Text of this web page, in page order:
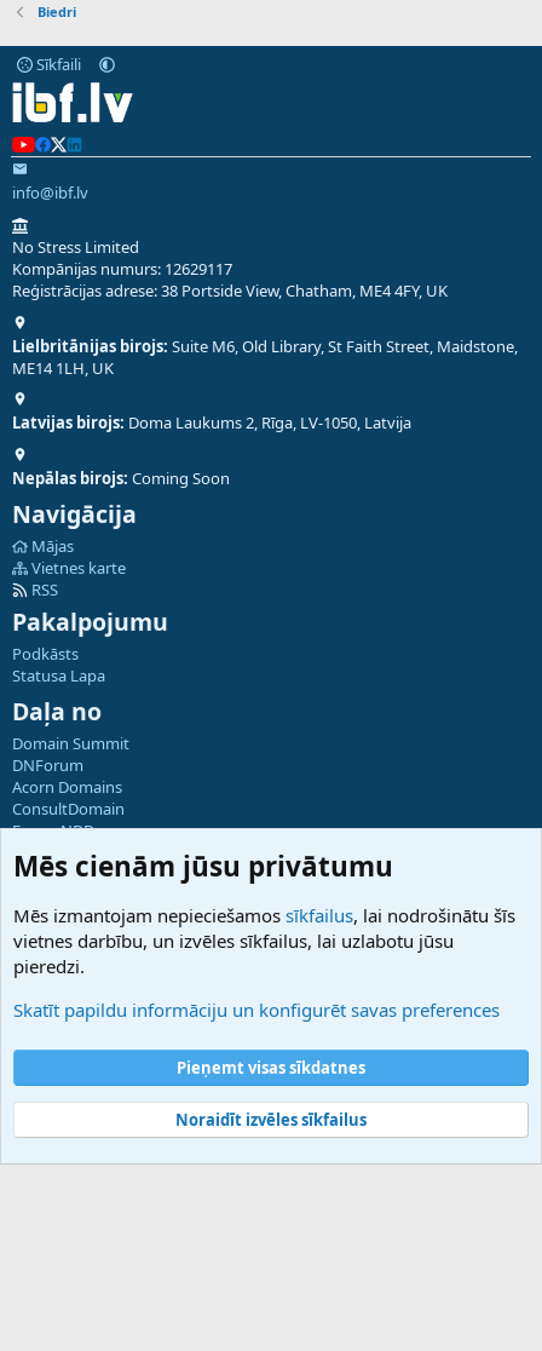
Biedri
Sīkfaili
info@ibf.lv
No Stress Limited
Kompānijas numurs: 12629117
Reģistrācijas adrese: 38 Portside View, Chatham, ME4 4FY, UK
Lielbritānijas birojs: Suite M6, Old Library, St Faith Street, Maidstone,
ME14 1LH, UK
Latvijas birojs: Doma Laukums 2, Rīga, LV-1050, Latvija
Nepālas birojs: Coming Soon
Navigācija
Mājas
Vietnes karte
RSS
Pakalpojumu
Podkāsts
Statusa Lapa
Daļa no
Domain Summit
DNForum
Acorn Domains
ConsultDomain
ForumNDD
Domainforum.ro
27.be
Hostmaria
Atbalsts
Palīdzība
Noteikumi un nosacījumi
Privātuma politika
Community platform by XenForo® © 2010-2025 XenForo Ltd.
Mēs cienām jūsu privātumu
Mēs izmantojam nepieciešamos sīkfailus, lai nodrošinātu šīs
vietnes darbību, un izvēles sīkfailus, lai uzlabotu jūsu
pieredzi.
Skatīt papildu informāciju un konfigurēt savas preferences
Pieņemt visas sīkdatnes
Noraidīt izvēles sīkfailus